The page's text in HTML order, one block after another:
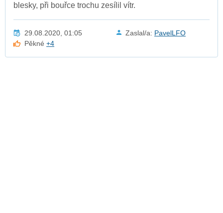
blesky, při bouřce trochu zesílil vítr.
29.08.2020, 01:05 Zaslal/a: PavelLFO
Pěkné+4